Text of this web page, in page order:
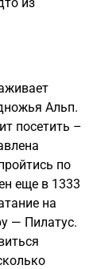
Альп.
посетить –
по
еще в 1333
на
— Пилатус.